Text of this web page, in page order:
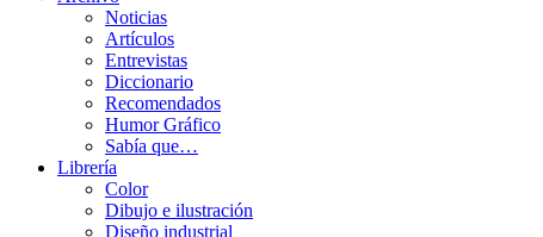
Noticias
Artículos
Entrevistas
Diccionario
Recomendados
Humor Gráfico
Sabía que…
Librería
Color
Dibujo e ilustración
Diseño industrial